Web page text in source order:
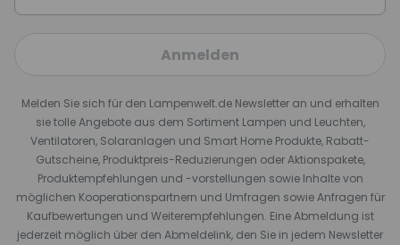
Anmelden
Melden Sie sich für den Lampenwelt.de Newsletter an und erhalten
sie tolle Angebote aus dem Sortiment Lampen und Leuchten,
Ventilatoren, Solaranlagen und Smart Home Produkte, Rabatt-
Gutscheine, Produktpreis-Reduzierungen oder Aktionspakete,
Produktempfehlungen und -vorstellungen sowie Inhalte von
möglichen Kooperationspartnern und Umfragen sowie Anfragen für
Kaufbewertungen und Weiterempfehlungen. Eine Abmeldung ist
jederzeit möglich über den Abmeldelink, den Sie in jedem Newsletter